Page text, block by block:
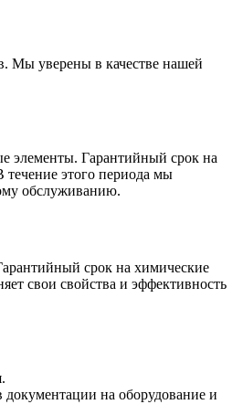
Мы уверены в качестве нашей
элементы. Гарантийный срок на
течение этого периода мы
обслуживанию.
срок на химические
свои свойства и эффективность
на оборудование и